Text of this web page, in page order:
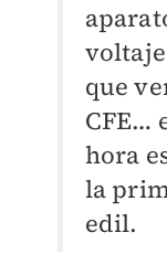
que
CFE…
hora
la
edil.